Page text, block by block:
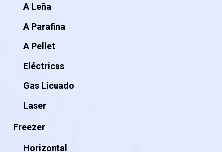
A Leña
A Parafina
A Pellet
Eléctricas
Gas Licuado
Laser
Freezer
Horizontal